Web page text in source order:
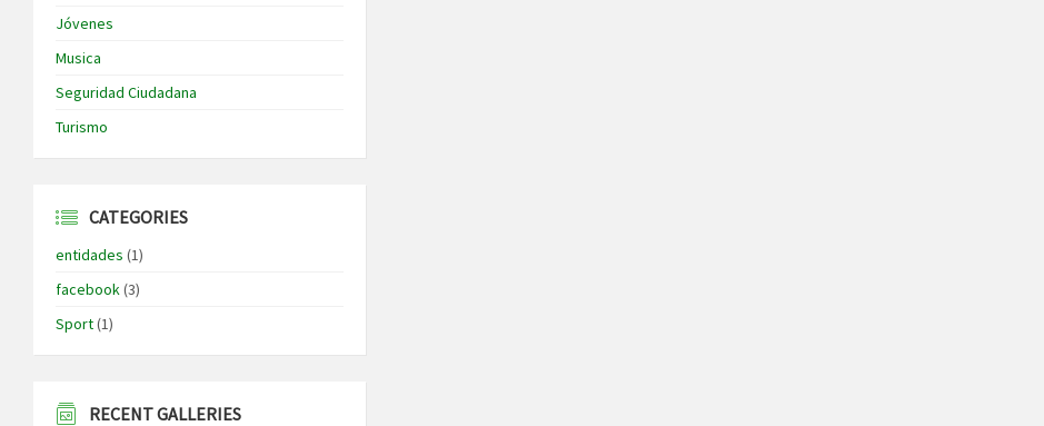
Jóvenes
Musica
Seguridad Ciudadana
Turismo
CATEGORIES
entidades (1)
facebook(3)
Sport(1)
RECENT GALLERIES